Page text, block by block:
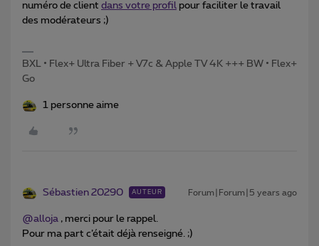
numéro de client dans votre profil pour faciliter le travail
des modérateurs ;)
BXL • Flex+ Ultra Fiber + V7c & Apple TV 4K +++ BW • Flex+
Go
1 personne aime
Sébastien 20290 AUTEUR Forum|Forum|5 years ago
@alloja , merci pour le rappel.
Pour ma part c’était déjà renseigné. ;)